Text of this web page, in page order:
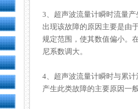
3、超声波流量计瞬时流量
出现该故障的原因主要是由
规定范围，使其数值偏小
尼系数调大。
4、超声波流量计瞬时与累
产生此类故障的主要原因一般